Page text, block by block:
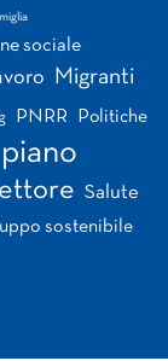
sociale
Migranti
PNRR Politiche
Salute
sostenibile